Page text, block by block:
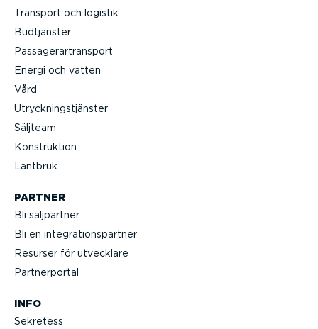
Transport och logistik
Budtjänster
Passa­gerar­transport
Energi och vatten
Vård
Utryck­nings­tjänster
Säljteam
Konstruktion
Lantbruk
PARTNER
Bli säljpartner
Bli en integ­ra­tions­partner
Resurser för utvecklare
Partner­portal
INFO
Sekretess